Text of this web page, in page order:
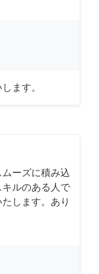
ます。
ーズに積み込
ルのある人で
します。あり